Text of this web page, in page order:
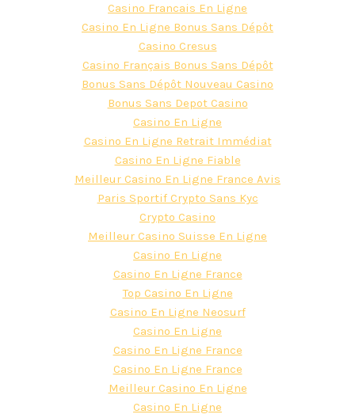
Casino Francais En Ligne
Casino En Ligne Bonus Sans Dépôt
Casino Cresus
Casino Français Bonus Sans Dépôt
Bonus Sans Dépôt Nouveau Casino
Bonus Sans Depot Casino
Casino En Ligne
Casino En Ligne Retrait Immédiat
Casino En Ligne Fiable
Meilleur Casino En Ligne France Avis
Paris Sportif Crypto Sans Kyc
Crypto Casino
Meilleur Casino Suisse En Ligne
Casino En Ligne
Casino En Ligne France
Top Casino En Ligne
Casino En Ligne Neosurf
Casino En Ligne
Casino En Ligne France
Casino En Ligne France
Meilleur Casino En Ligne
Casino En Ligne